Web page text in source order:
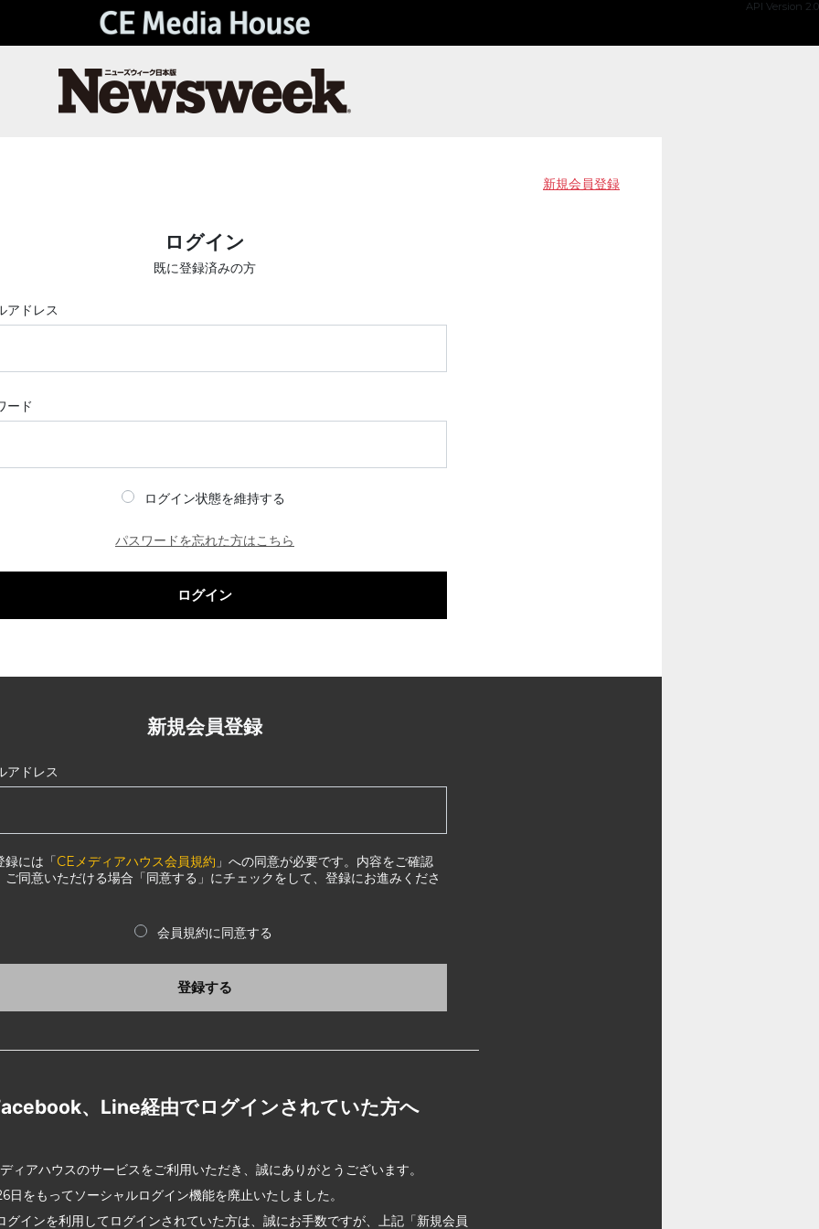
API Version 2.0
新規会員登録
ログイン
既に登録済みの方
アドレス
ード
ログイン状態を維持する
パスワードを忘れた方はこちら
ログイン
新規会員登録
アドレス
録には「CEメディアハウス会員規約 」への同意が必要です。内容をご確認
ご同意いただける場合「同意する」にチェックをして、登録にお進みくださ
会員規約に同意する
登録する
、Line経由でログインされていた方へ
ィアハウスのサービスをご利用いただき、誠にありがとうございます。
日をもってソーシャルログイン機能を廃止いたしました。
グインを利用してログインされていた方は、誠にお手数ですが、上記「新規会員